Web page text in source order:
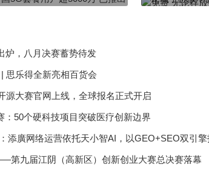
炉，八月决赛蓄势待发
思乐得全新亮相百货会
源大赛官网上线，全球报名正式开启
：50个硬科技项目突破医疗创新边界
添廣网络运营依托天小智AI，以GEO+SEO双引
第九届江阴（高新区）创新创业大赛总决赛落幕